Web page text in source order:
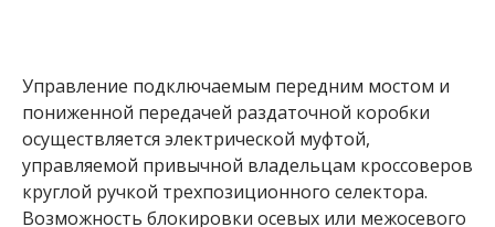
Управление подключаемым передним мостом и
пониженной передачей раздаточной коробки
осуществляется электрической муфтой,
управляемой привычной владельцам кроссоверов
круглой ручкой трехпозиционного селектора.
Возможность блокировки осевых или межосевого